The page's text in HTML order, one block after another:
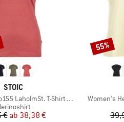
MARKE
STOIC
T-Shirt Daisy Flower
Preis
€ reduzierter Preis
ab 38,38 €
Artikel
Women's
Rabatt
55%